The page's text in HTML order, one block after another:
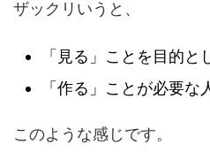
ザックリいうと、
「見る」ことを目的
「作る」ことが必要な
このような感じです。